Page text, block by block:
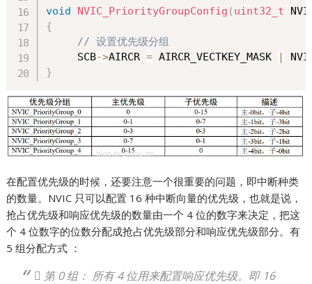
void
NVIC_PriorityGroupConfig ( uint32_t
{
// 设置优先级分组
     SCB
->AIRCR = AIRCR_VECTKEY_MASK |
}
在配置优先级的时候，还要注意一个很重要的问题，即中断种类
的数量。NVIC 只可以配置 16 种中断向量的优先级，也就是说，
抢占优先级和响应优先级的数量由一个 4 位的数字来决定，把这
个 4 位数字的位数分配成抢占优先级部分和响应优先级部分。有
5 组分配方式 ：
 第 0 组： 所有 4 位用来配置响应优先级。即 16